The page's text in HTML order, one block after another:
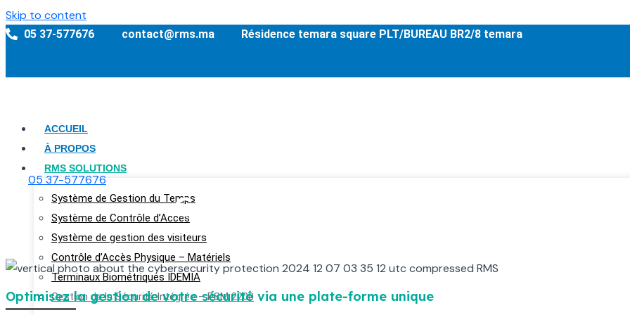
Skip to content
05 37-577676 contact@rms.ma Résidence temara square PLT/BUREAU BR2/8 temara
ACCUEIL
À PROPOS
RMS SOLUTIONS
Système de Gestion du Temps
Système de Contrôle d’Accès
Système de gestion des visiteurs
Contrôle d’Accès Physique – Matériels
Terminaux Biométriques IDEMIA
Gestion de la Sécurité Intégrée – PSM 2200
05 37-577676
Gestion de la Sécurité intégrée –
Optimisez la gestion de votre sécurité via une plate-forme unique